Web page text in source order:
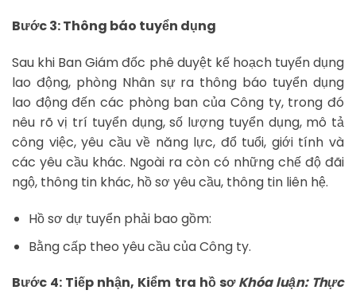
Bước 3: Thông báo tuyển dụng
Sau khi Ban Giám đốc phê duyệt kế hoạch tuyển dụng
lao động, phòng Nhân sự ra thông báo tuyển dụng
lao động đến các phòng ban của Công ty, trong đó
nêu rõ vị trí tuyển dụng, số lượng tuyển dụng, mô tả
công việc, yêu cầu về năng lực, đổ tuổi, giới tính và
các yêu cầu khác. Ngoài ra còn có những chế độ đãi
ngộ, thông tin khác, hồ sơ yêu cầu, thông tin liên hệ.
Hồ sơ dự tuyển phải bao gồm:
Bằng cấp theo yêu cầu của Công ty.
Bước 4: Tiếp nhận, Kiểm tra hồ sơKhóa luận: Thực